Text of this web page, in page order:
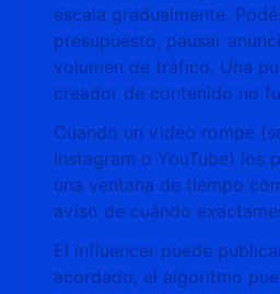
escala gradualmente.
presupuesto, pausar
volumen de tráfico. Una
creador de contenido no
Cuando un video rompe
Instagram o YouTube) los
una ventana de tiempo
aviso de cuándo
El influencer puede
acordado, el algoritmo